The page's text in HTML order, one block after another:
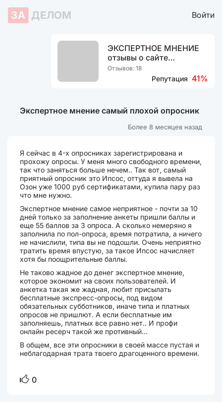
ЗА ДЕЛОМ Войти
ЭКСПЕРТНОЕ МНЕНИЕ
отзывы о сайте
опроснике
Отзывов: 18
Репутация 41%
Экспертное мнение самый плохой опросник
Более 8 месяцев назад
Я сейчас в 4-х опросниках зарегистрирована и
прохожу опросы. У меня много свободного времени,
так что заняться больше нечем.. Так вот, самый
приятный опросник это Ипсос, оттуда я вывела на
Озон уже 1000 руб сертификатами, купила пару раз
что мне нужно.
Экспертное мнение самое неприятное - почти за 10
дней только за заполнение анкеты пришли баллы и
еще 55 баллов за 3 опроса. А сколько немеряно я
заполнила по пол-опроса, время потратила, а ничего
не начислили, типа вы не подошли. Очень неприятно
тратить время впустую, за такое Ипсос начисляет
хотя бы поощрительные баллы.
Не таково жадное до денег экспертное мнение,
которое экономит на своих пользователей. И
анкетка такая же жадная, любит присылать
бесплатные экспресс-опросы, под видом
обязательных субботников, иначе типа и платных
опросов не пришлют. А если бесплатные им
заполняешь, платных все равно нет.. И профи
онлайн ресерч такой же противный...
В общем, все эти опросники в своей массе пустая и
неблагодарная трата твоего драгоценного времени.
0